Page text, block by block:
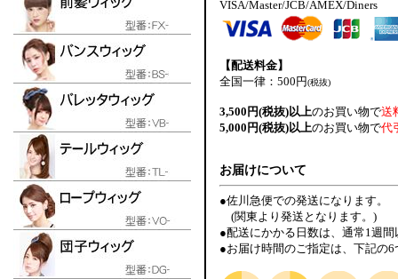
VISA/Master/JCB/AMEX/Diners
【配送料金】
全国一律：500円(税抜)
3,500円(税抜)以上のお買い物で送
5,000円(税抜)以上のお買い物で代
お届けについて
●佐川急便での発送になります。
(関東より発送となります。)
●配送にかかる日数は、通常1週
●お届け時間のご指定は、下記の